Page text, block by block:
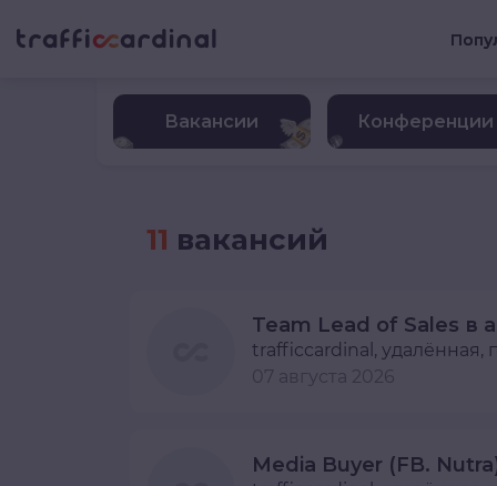
Вакансии Конференции
11 вакансий
trafficcardinal , удалённая,
07 августа 2026
Media Buyer (FB.